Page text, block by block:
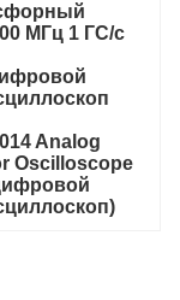
МГц 1 ГС/с
Analog
Oscilloscope